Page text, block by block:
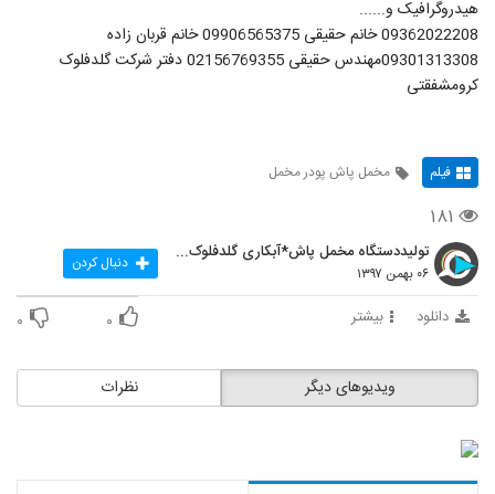
هیدروگرافیک و......
09362022208 خانم حقیقی 09906565375 خانم قربان زاده
09301313308مهندس حقیقی 02156769355 دفتر شرکت گلدفلوک
کرومشفقتی
فیلم مخمل پاش پودر مخمل
۱۸۱
تولیددستگاه مخمل پاش*آبکاری گلدفلوک 09106565375
۰۶ بهمن ۱۳۹۷ دنبال کردن
دانلود بیشتر ۰ ۰
نظرات ویدیوهای دیگر